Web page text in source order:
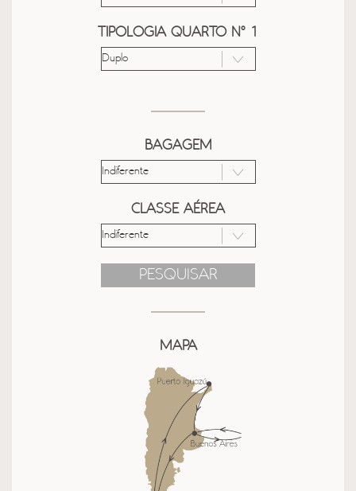
TIPOLOGIA QUARTO Nº 1
BAGAGEM
CLASSE AÉREA
PESQUISAR
MAPA